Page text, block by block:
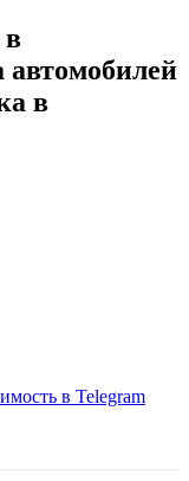
в
автомобилей
в
в Telegram